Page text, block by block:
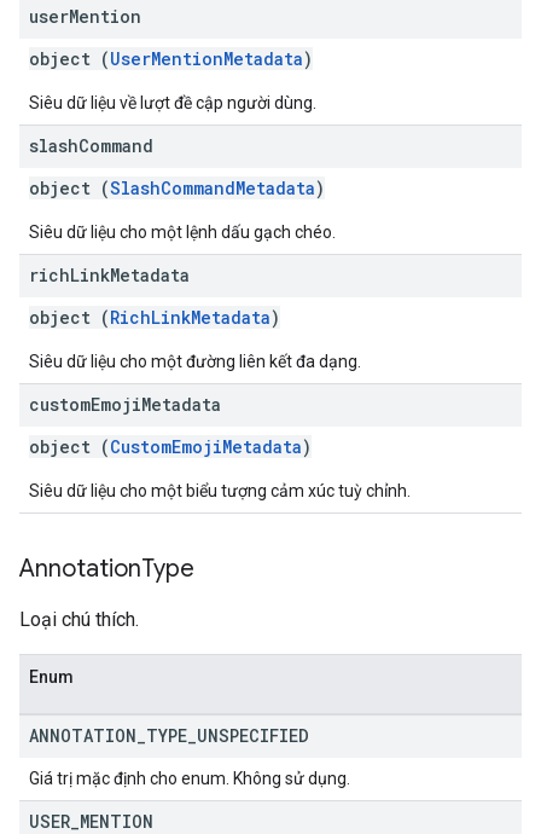
userMention
object (UserMentionMetadata)
Siêu dữ liệu về lượt đề cập người dùng.
slashCommand
object (SlashCommandMetadata)
Siêu dữ liệu cho một lệnh dấu gạch chéo.
richLinkMetadata
object (RichLinkMetadata)
Siêu dữ liệu cho một đường liên kết đa dạng.
customEmojiMetadata
object (CustomEmojiMetadata)
Siêu dữ liệu cho một biểu tượng cảm xúc tuỳ chỉnh.
AnnotationType
Loại chú thích.
Enum
ANNOTATION TYPE UNSPECIFIED
Giá trị mặc định cho enum. Không sử dụng.
USER MENTION